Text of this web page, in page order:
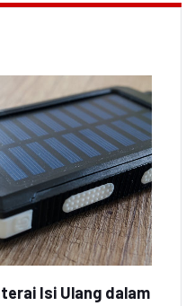
Isi Ulang dalam